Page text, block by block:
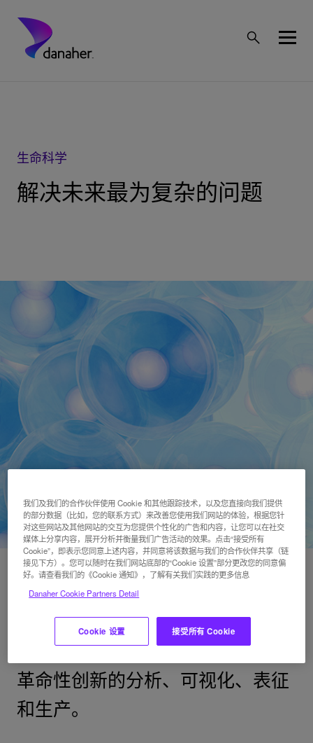
生命科学
解决未来最为复杂的问题
在生物制药、细胞和基因疗法以及
其他可改善人类健康的领域，实现
革命性创新的分析、可视化、表征
和生产。
我们及我们的合作伙伴使用 Cookie 和其他跟踪技术，以及您直接向我们提供
的部分数据（比如，您的联系方式）来改善您使用我们网站的体验，根据您针
对这些网站及其他网站的交互为您提供个性化的广告和内容，让您可以在社交
媒体上分享内容，展开分析并衡量我们广告活动的效果。点击“接受所有
Cookie”，即表示您同意上述内容，并同意将该数据与我们的合作伙伴共享（链
接见下方）。您可以随时在我们网站底部的“Cookie 设置”部分更改您的同意偏
好。请查看我们的《Cookie 通知》，了解有关我们实践的更多信息
Danaher Cookie Partners Detail
Cookie 设置 接受所有 Cookie